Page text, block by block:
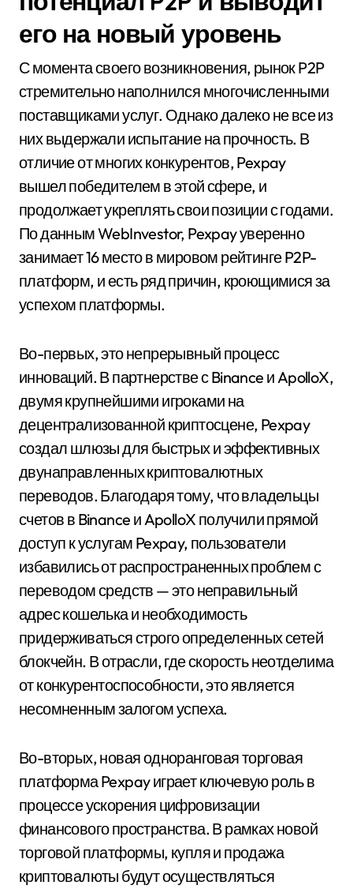
его на новый уровень
С момента своего возникновения, рынок P2P
стремительно наполнился многочисленными
поставщиками услуг. Однако далеко не все из
них выдержали испытание на прочность. В
отличие от многих конкурентов, Pexpay
вышел победителем в этой сфере, и
продолжает укреплять свои позиции с годами.
По данным WebInvestor, Pexpay уверенно
занимает 16 место в мировом рейтинге P2P-
платформ, и есть ряд причин, кроющимися за
успехом платформы.
Во-первых, это непрерывный процесс
инноваций. В партнерстве с Binance и ApolloX,
двумя крупнейшими игроками на
децентрализованной криптосцене, Pexpay
создал шлюзы для быстрых и эффективных
двунаправленных криптовалютных
переводов. Благодаря тому, что владельцы
счетов в Binance и ApolloX получили прямой
доступ к услугам Pexpay, пользователи
избавились от распространенных проблем с
переводом средств — это неправильный
адрес кошелька и необходимость
придерживаться строго определенных сетей
блокчейн. В отрасли, где скорость неотделима
от конкурентоспособности, это является
несомненным залогом успеха.
Во-вторых, новая одноранговая торговая
платформа Pexpay играет ключевую роль в
процессе ускорения цифровизации
финансового пространства. В рамках новой
торговой платформы, купля и продажа
криптовалюты будут осуществляться